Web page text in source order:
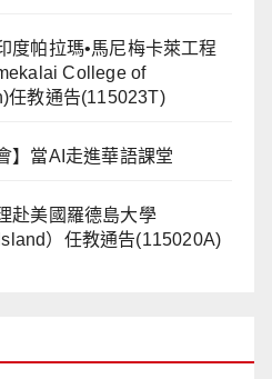
度帕拉瑪•馬尼梅卡萊工程
College of
任教通告(115023T)
】當AI走進華語課堂
赴美國羅德島大學
）任教通告(115020A)